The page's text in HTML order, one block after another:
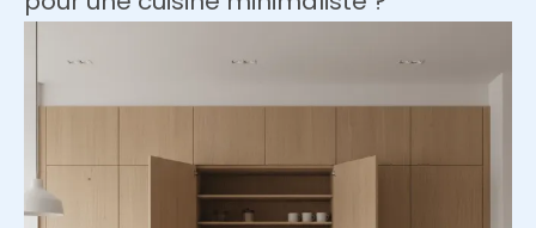
pour
limite
et